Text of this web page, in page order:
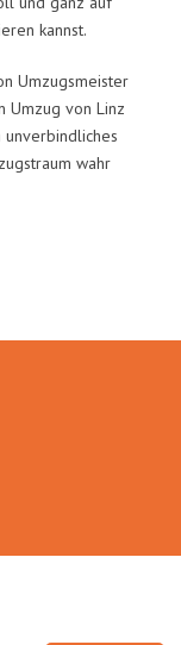
kannst.
Umzugsmeister
Umzug von Linz
unverbindliches
wahr